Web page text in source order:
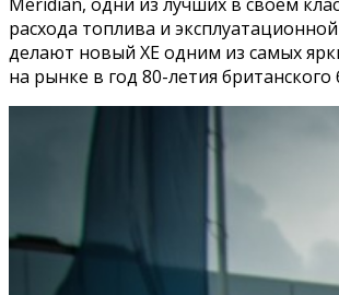
расхода топлива и
делают новый XE одним из самых
на рынке в год 80-летия британского